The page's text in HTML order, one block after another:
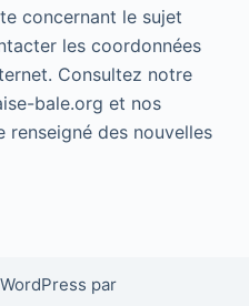
concernant le sujet
les coordonnées
Consultez notre
bale.org et nos
renseigné des nouvelles
par